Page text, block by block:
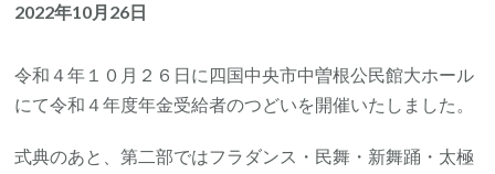
2022年10月26日
令和４年１０月２６日に四国中央市中曽根公民館大ホール
にて令和４年度年金受給者のつどいを開催いたしました。
式典のあと、第二部ではフラダンス・民舞・新舞踊・太極